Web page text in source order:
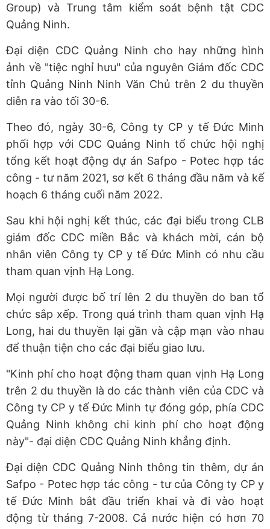
Group) và Trung tâm kiểm soát bệnh tật CDC
Quảng Ninh.
Đại diện CDC Quảng Ninh cho hay những hình
ảnh về "tiệc nghỉ hưu" của nguyên Giám đốc CDC
tỉnh Quảng Ninh Ninh Văn Chủ trên 2 du thuyền
diễn ra vào tối 30-6.
Theo đó, ngày 30-6, Công ty CP y tế Đức Minh
phối hợp với CDC Quảng Ninh tổ chức hội nghị
tổng kết hoạt động dự án Safpo - Potec hợp tác
công - tư năm 2021, sơ kết 6 tháng đầu năm và kế
hoạch 6 tháng cuối năm 2022.
Sau khi hội nghị kết thúc, các đại biểu trong CLB
giám đốc CDC miền Bắc và khách mời, cán bộ
nhân viên Công ty CP y tế Đức Minh có nhu cầu
tham quan vịnh Hạ Long.
Mọi người được bố trí lên 2 du thuyền do ban tổ
chức sắp xếp. Trong quá trình tham quan vịnh Hạ
Long, hai du thuyền lại gần và cập mạn vào nhau
để thuận tiện cho các đại biểu giao lưu.
"Kinh phí cho hoạt động tham quan vịnh Hạ Long
trên 2 du thuyền là do các thành viên của CDC và
Công ty CP y tế Đức Minh tự đóng góp, phía CDC
Quảng Ninh không chi kinh phí cho hoạt động
này"- đại diện CDC Quảng Ninh khẳng định.
Đại diện CDC Quảng Ninh thông tin thêm, dự án
Safpo - Potec hợp tác công - tư của Công ty CP y
tế Đức Minh bắt đầu triển khai và đi vào hoạt
động từ tháng 7-2008. Cả nước hiện có hơn 70